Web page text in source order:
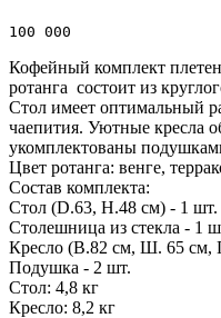
100 000
Кофейный комплект
ротанга состоит из
Стол имеет оптимальный
чаепития. Уютные кресла
укомплектованы
Цвет ротанга: венге,
Состав комплекта:
Стол (D.63, H.48 см) - 1 шт.
Столешница из стекла - 1
Кресло (В.82 см, Ш. 65 см,
Подушка - 2 шт.
Стол: 4,8 кг
Кресло: 8,2 кг